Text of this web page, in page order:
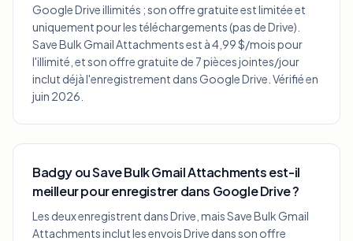
Google Drive illimités ; son offre gratuite est limitée et
uniquement pour les téléchargements (pas de Drive).
Save Bulk Gmail Attachments est à 4,99 $/mois pour
l'illimité, et son offre gratuite de 7 pièces jointes/jour
inclut déjà l'enregistrement dans Google Drive. Vérifié en
juin 2026.
Badgy ou Save Bulk Gmail Attachments est-il
meilleur pour enregistrer dans Google Drive ?
Les deux enregistrent dans Drive, mais Save Bulk Gmail
Attachments inclut les envois Drive dans son offre